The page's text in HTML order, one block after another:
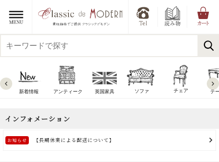
新着情報 アンティーク 英国家具 ソファ チェア テ